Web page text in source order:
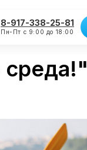
8-917-338-25-81
Пн-Пт с 9:00 до 18:00
среда!"